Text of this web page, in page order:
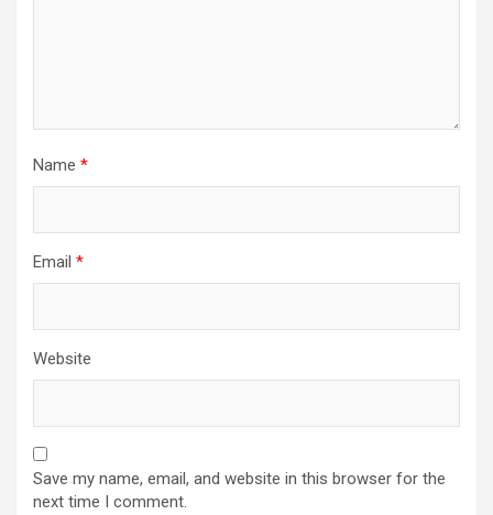
Name *
Email *
Website
Save my name, email, and website in this browser for the
next time I comment.